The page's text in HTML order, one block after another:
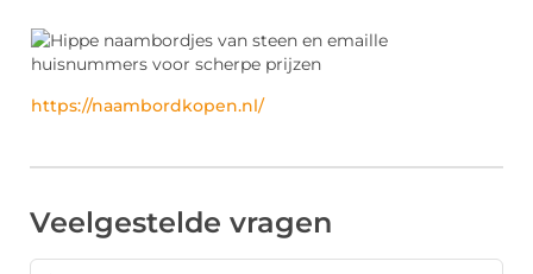
https://naambordkopen.nl/
Veelgestelde vragen